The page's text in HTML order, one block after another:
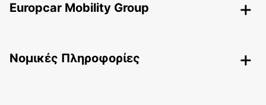
Europcar Mobility Group
Nομικές Πληροφορίες